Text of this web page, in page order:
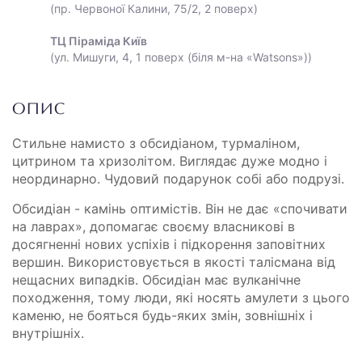
(пр. Червоної Калини, 75/2, 2 поверх)
ТЦ Піраміда Київ
(ул. Мишуги, 4, 1 поверх (біля м-на «Watsons»))
ОПИС
Стильне намисто з обсидіаном, турмаліном,
цитрином та хризолітом. Виглядає дуже модно і
неординарно. Чудовий подарунок собі або подрузі.
Обсидіан - камінь оптимістів. Він не дає «спочивати
на лаврах», допомагає своєму власникові в
досягненні нових успіхів і підкорення заповітних
вершин. Використовується в якості талісмана від
нещасних випадків. Обсидіан має вулканічне
походження, тому люди, які носять амулети з цього
каменю, не бояться будь-яких змін, зовнішніх і
внутрішніх.